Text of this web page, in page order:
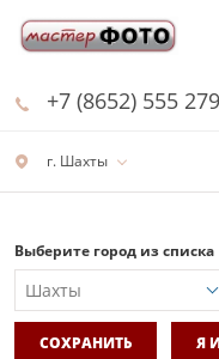
г. Шахты
+7 (8652) 555 279
Выберите город из списка
СОХРАНИТЬ Я